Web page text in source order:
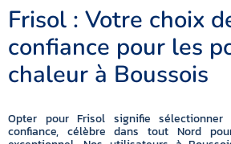
Frisol : Votre choix
confiance pour les
chaleur à Boussois
Opter pour Frisol signifie
confiance, célèbre dans tout Nord